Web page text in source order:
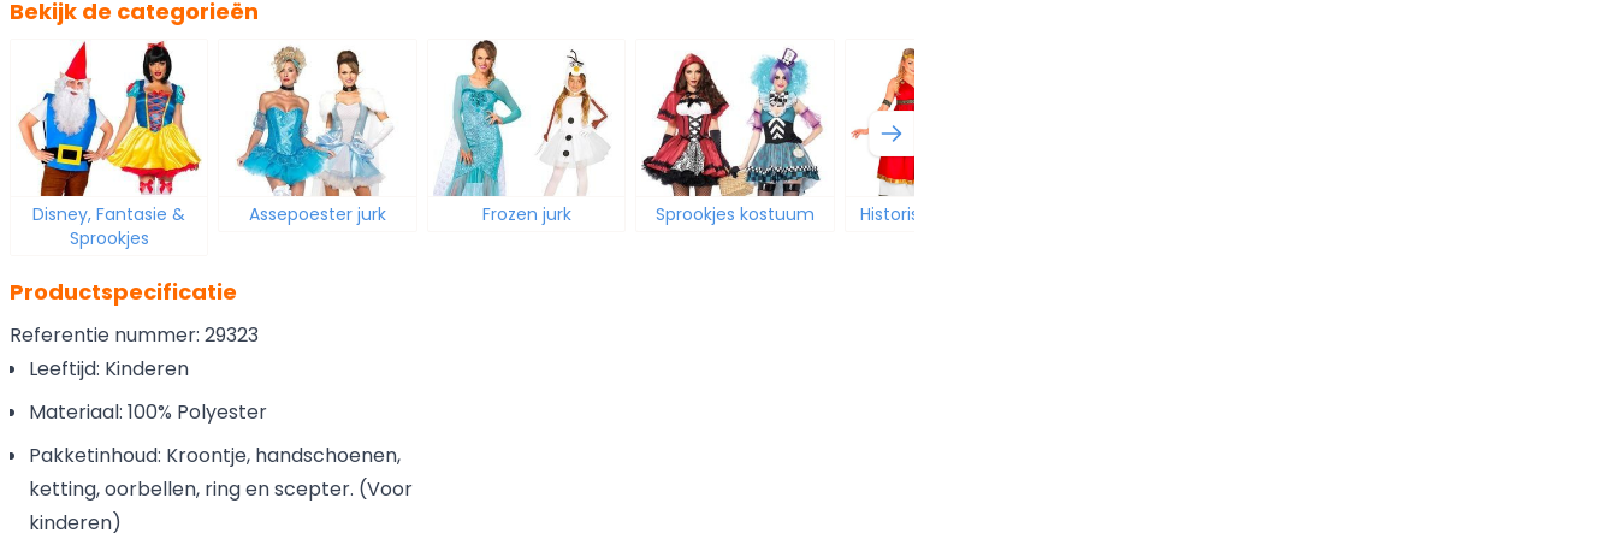
Bekijk de categorieën
Disney, Fantasie &
Sprookjes
Assepoester jurk Frozen jurk Sprookjes kostuum Historische thema's
Productspecificatie
Referentie nummer: 29323
Leeftijd: Kinderen
Materiaal: 100% Polyester
Pakketinhoud: Kroontje, handschoenen,
ketting, oorbellen, ring en scepter. (Voor
kinderen)